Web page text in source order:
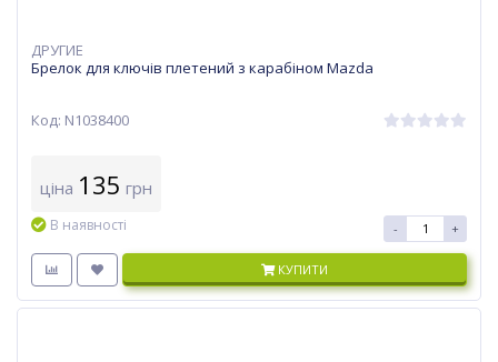
ДРУГИЕ
Брелок для ключів плетений з карабіном Mazda
Код: N1038400
ціна 135 грн
В наявності - +
КУПИТИ